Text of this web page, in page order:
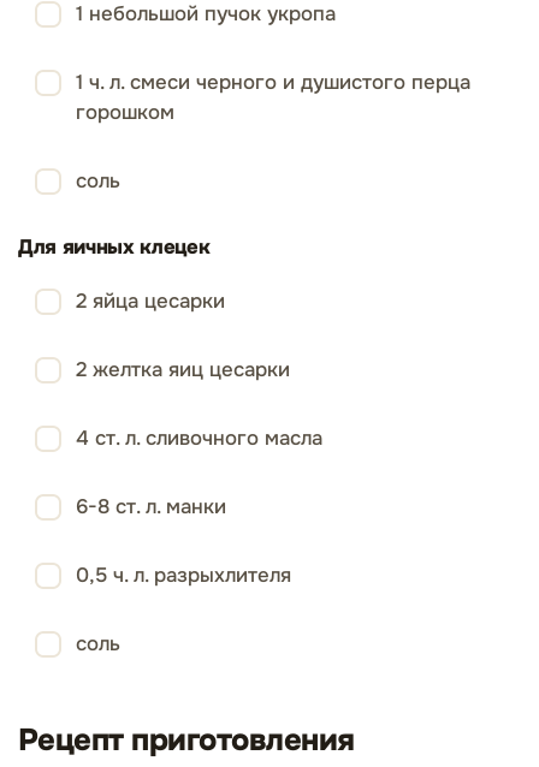
1 небольшой пучок укропа
1 ч. л. смеси черного и душистого перца
горошком
соль
Для яичных клецек
2 яйца цесарки
2 желтка яиц цесарки
4 ст. л. сливочного масла
6-8 ст. л. манки
0,5 ч. л. разрыхлителя
соль
Рецепт приготовления